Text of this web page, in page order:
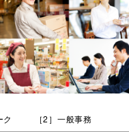
ーク ［2］一般事務